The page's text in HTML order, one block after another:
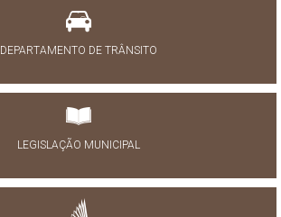
DEPARTAMENTO DE TRÂNSITO
LEGISLAÇÃO MUNICIPAL